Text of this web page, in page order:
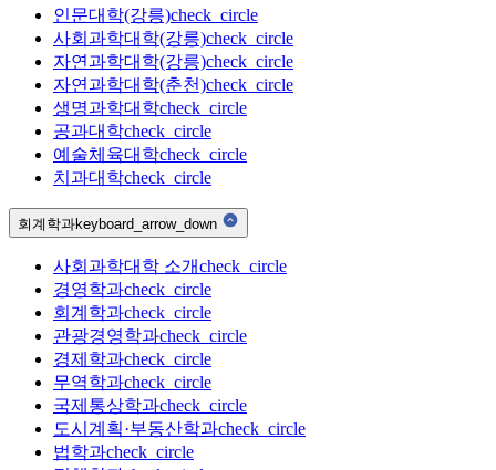
인문대학(강릉)check_circle
사회과학대학(강릉)check_circle
자연과학대학(강릉)check_circle
자연과학대학(춘천)check_circle
생명과학대학check_circle
공과대학check_circle
예술체육대학check_circle
치과대학check_circle
회계학과keyboard_arrow_down
사회과학대학 소개check_circle
경영학과check_circle
회계학과check_circle
관광경영학과check_circle
경제학과check_circle
무역학과check_circle
국제통상학과check_circle
도시계획·부동산학과check_circle
법학과check_circle